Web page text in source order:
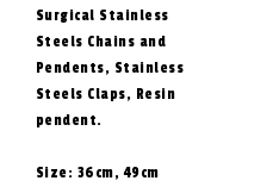
Surgical Stainless
Steels Chains and
Pendents, Stainless
Steels Claps, Resin
pendent.
Size: 36cm, 49cm